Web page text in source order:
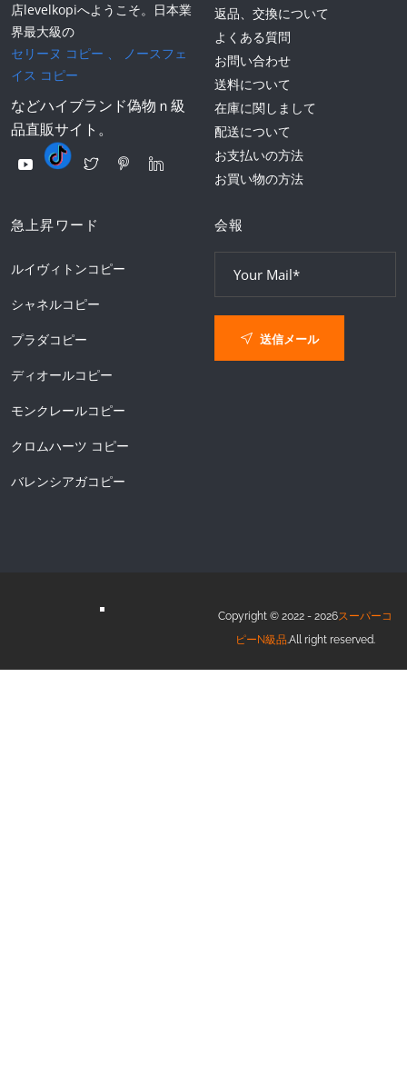
店levelkopiへようこそ。日本業
界最大級の
セリーヌ コピー 、
ノースフェ
イス コピー
などハイブランド偽物ｎ級
品直販サイト。
返品、交換について
よくある質問
お問い合わせ
送料について
在庫に関しまして
配送について
お支払いの方法
お買い物の方法
急上昇ワード
ルイヴィトンコピー
シャネルコピー
プラダコピー
ディオールコピー
モンクレールコピー
クロムハーツ コピー
バレンシアガコピー
会報
送信メール
Copyright © 2022 - 2026スーパーコ
ピーN級品.All right reserved.